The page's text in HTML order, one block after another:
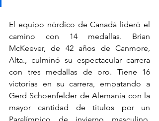
El equipo nórdico de Canadá lideró el
camino con 14 medallas. Brian
McKeever, de 42 años de Canmore,
Alta., culminó su espectacular carrera
con tres medallas de oro. Tiene 16
victorias en su carrera, empatando a
Gerd Schoenfelder de Alemania con la
mayor cantidad de títulos por un